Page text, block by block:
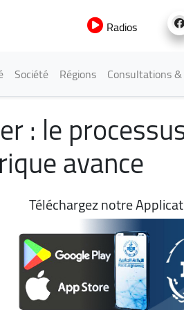
Radios
Société Régions Consultations
: le
avance
Téléchargez notre